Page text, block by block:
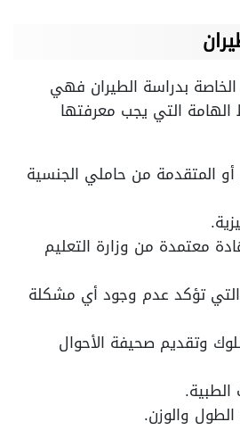
بدراسة الطيران فهي
التي يجب معرفتها
المتقدمة من حاملي الجنسية
معتمدة من وزارة التعليم
تؤكد عدم وجود أي مشكلة
وتقديم صحيفة الأحوال
الطبية.
والوزن.